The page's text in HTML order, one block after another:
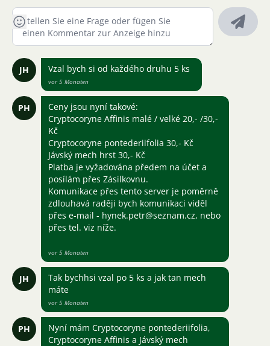
JH Vzal bych si od každého druhu 5 ks
vor 5 Monaten
PH
Ceny jsou nyní takové:
Cryptocoryne Affinis malé / velké 20,- /30,-
Kč
Cryptocoryne pontederiifolia 30,- Kč
Jávský mech hrst 30,- Kč
Platba je vyžadována předem na účet a
posílám přes Zásilkovnu.
Komunikace přes tento server je poměrně
zdlouhavá raději bych komunikaci viděl
přes e-mail - hynek.petr@seznam.cz, nebo
přes tel. viz níže.
vor 5 Monaten
JH
Tak bychhsi vzal po 5 ks a jak tan mech
máte
vor 5 Monaten
PH
Nyní mám Cryptocoryne pontederiifolia,
Cryptocoryne Affinis a Jávský mech